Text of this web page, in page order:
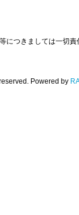
につきましては一切
Powered by